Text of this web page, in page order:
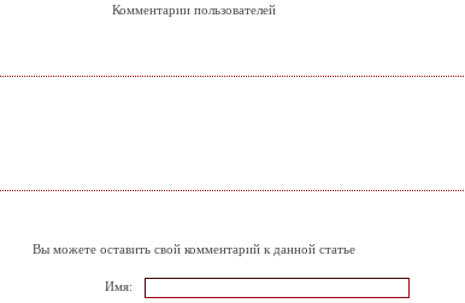
Комментарии пользователей
Вы можете оставить свой комментарий к данной статье
Имя: